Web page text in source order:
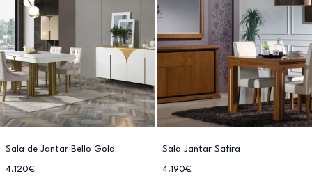
Sala de Jantar Bello Gold
4.120€
Sala Jantar Safira
4.190€